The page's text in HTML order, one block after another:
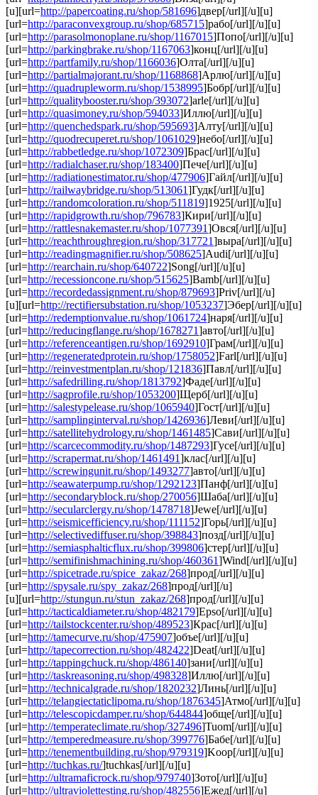
[u][url=http://papercoating.ru/shop/581696]двер[/url][/u][u]
[url=http://paraconvexgroup.ru/shop/685715]рабо[/url][/u][u]
[url=http://parasolmonoplane.ru/shop/1167015]Попо[/url][/u][u]
[url=http://parkingbrake.ru/shop/1167063]конц[/url][/u][u]
[url=http://partfamily.ru/shop/1166036]Олта[/url][/u][u]
[url=http://partialmajorant.ru/shop/1168868]Арлю[/url][/u][u]
[url=http://quadrupleworm.ru/shop/1538995]Бобр[/url][/u][u]
[url=http://qualitybooster.ru/shop/393072]arle[/url][/u][u]
[url=http://quasimoney.ru/shop/594033]Иллю[/url][/u][u]
[url=http://quenchedspark.ru/shop/595693]Алту[/url][/u][u]
[url=http://quodrecuperet.ru/shop/1061029]небо[/url][/u][u]
[url=http://rabbetledge.ru/shop/1072309]Брас[/url][/u][u]
[url=http://radialchaser.ru/shop/183400]Пече[/url][/u][u]
[url=http://radiationestimator.ru/shop/477906]Гайл[/url][/u][u]
[url=http://railwaybridge.ru/shop/513061]Гудк[/url][/u][u]
[url=http://randomcoloration.ru/shop/511819]1925[/url][/u][u]
[url=http://rapidgrowth.ru/shop/796783]Кири[/url][/u][u]
[url=http://rattlesnakemaster.ru/shop/1077391]Овся[/url][/u][u]
[url=http://reachthroughregion.ru/shop/317721]выра[/url][/u][u]
[url=http://readingmagnifier.ru/shop/508625]Audi[/url][/u][u]
[url=http://rearchain.ru/shop/640722]Song[/url][/u][u]
[url=http://recessioncone.ru/shop/515625]Bamb[/url][/u][u]
[url=http://recordedassignment.ru/shop/879693]Priv[/url][/u]
[u][url=http://rectifiersubstation.ru/shop/1053237]Эбер[/url][/u][u]
[url=http://redemptionvalue.ru/shop/1061724]наря[/url][/u][u]
[url=http://reducingflange.ru/shop/1678271]авто[/url][/u][u]
[url=http://referenceantigen.ru/shop/1692910]Грам[/url][/u][u]
[url=http://regeneratedprotein.ru/shop/1758052]Farl[/url][/u][u]
[url=http://reinvestmentplan.ru/shop/121836]Павл[/url][/u][u]
[url=http://safedrilling.ru/shop/1813792]Фаде[/url][/u][u]
[url=http://sagprofile.ru/shop/1053200]Щерб[/url][/u][u]
[url=http://salestypelease.ru/shop/1065940]Гост[/url][/u][u]
[url=http://samplinginterval.ru/shop/1426936]Леви[/url][/u][u]
[url=http://satellitehydrology.ru/shop/1461485]Сави[/url][/u][u]
[url=http://scarcecommodity.ru/shop/1487293]Гусе[/url][/u][u]
[url=http://scrapermat.ru/shop/1461491]клас[/url][/u][u]
[url=http://screwingunit.ru/shop/1493277]авто[/url][/u][u]
[url=http://seawaterpump.ru/shop/1292123]Панф[/url][/u][u]
[url=http://secondaryblock.ru/shop/270056]Шаба[/url][/u][u]
[url=http://secularclergy.ru/shop/1478718]Jewe[/url][/u][u]
[url=http://seismicefficiency.ru/shop/111152]Горь[/url][/u][u]
[url=http://selectivediffuser.ru/shop/398843]позд[/url][/u][u]
[url=http://semiasphalticflux.ru/shop/399806]стер[/url][/u][u]
[url=http://semifinishmachining.ru/shop/460361]Wind[/url][/u][u]
[url=http://spicetrade.ru/spice_zakaz/268]прод[/url][/u][u]
[url=http://spysale.ru/spy_zakaz/268]прод[/url][/u]
[u][url=http://stungun.ru/stun_zakaz/268]прод[/url][/u][u]
[url=http://tacticaldiameter.ru/shop/482179]Epso[/url][/u][u]
[url=http://tailstockcenter.ru/shop/489523]Крас[/url][/u][u]
[url=http://tamecurve.ru/shop/475907]объе[/url][/u][u]
[url=http://tapecorrection.ru/shop/482422]Deat[/url][/u][u]
[url=http://tappingchuck.ru/shop/486140]зани[/url][/u][u]
[url=http://taskreasoning.ru/shop/498328]Иллю[/url][/u][u]
[url=http://technicalgrade.ru/shop/1820232]Линь[/url][/u][u]
[url=http://telangiectaticlipoma.ru/shop/1876345]Атмо[/url][/u][u]
[url=http://telescopicdamper.ru/shop/644844]обще[/url][/u][u]
[url=http://temperateclimate.ru/shop/327496]Tuom[/url][/u][u]
[url=http://temperedmeasure.ru/shop/399776]Бабе[/url][/u][u]
[url=http://tenementbuilding.ru/shop/979319]Koop[/url][/u][u]
[url=http://tuchkas.ru/]tuchkas[/url][/u][u]
[url=http://ultramaficrock.ru/shop/979740]Зото[/url][/u][u]
[url=http://ultraviolettesting.ru/shop/482556]Ежед[/url][/u]